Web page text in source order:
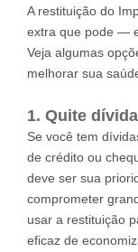
A restituição do
extra que pode —
Veja algumas
melhorar sua
1. Quite
Se você tem
de crédito ou
deve ser sua
comprometer
usar a restituição
eficaz de